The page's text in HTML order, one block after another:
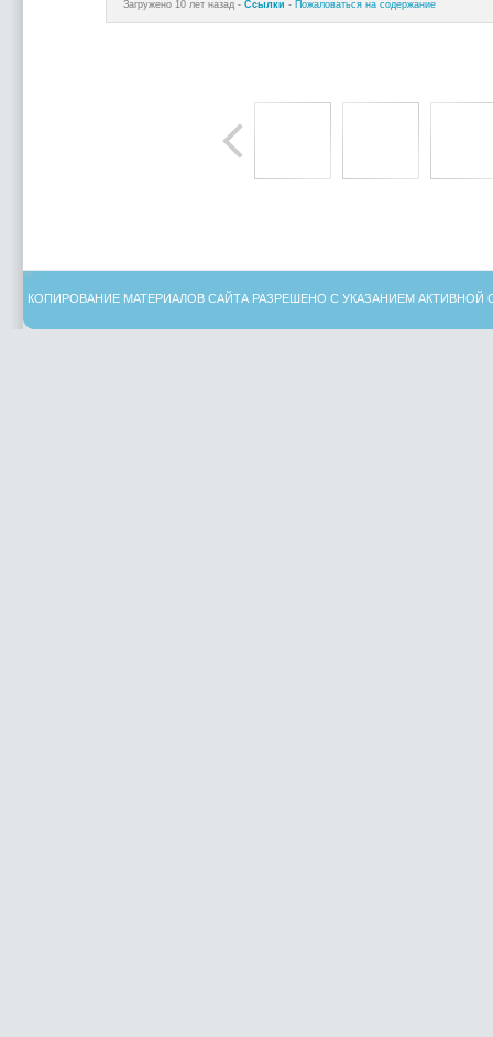
Загружено 10 лет назад - Ссылки - Пожаловаться на содержание
КОПИРОВАНИЕ МАТЕРИАЛОВ САЙТА РАЗРЕШЕНО С УКАЗАНИЕМ АКТИВНОЙ